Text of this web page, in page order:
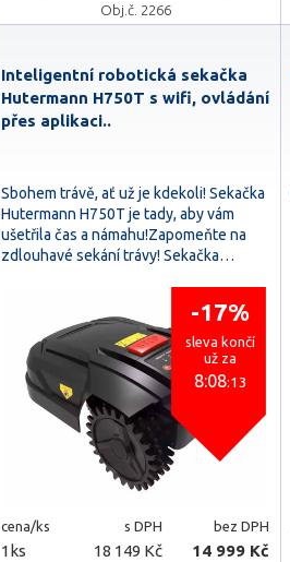
Obj.č. 2266
Inteligentní robotická sekačka
Hutermann H750T s wifi, ovládání
přes aplikaci..
Sbohem trávě, ať už je kdekoli! Sekačka
Hutermann H750T je tady, aby vám
ušetřila čas a námahu!Zapomeňte na
zdlouhavé sekání trávy! Sekačka…
-17%
sleva končí
už za
8:08:11
cena/ks s DPH bez DPH
1ks 18 149 Kč 14 999 Kč